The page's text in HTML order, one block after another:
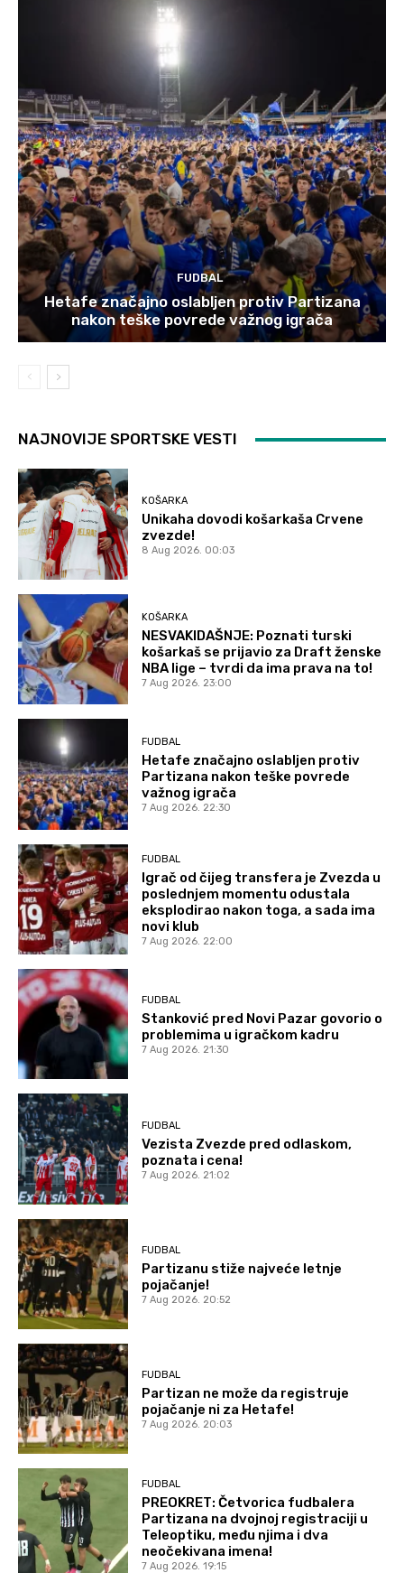
FUDBAL
Hetafe značajno oslabljen protiv Partizana
nakon teške povrede važnog igrača
NAJNOVIJE SPORTSKE VESTI
KOŠARKA
Unikaha dovodi košarkaša Crvene
zvezde!
8 Aug 2026. 00:03
KOŠARKA
NESVAKIDAŠNJE: Poznati turski
košarkaš se prijavio za Draft ženske
NBA lige – tvrdi da ima prava na to!
7 Aug 2026. 23:00
FUDBAL
Hetafe značajno oslabljen protiv
Partizana nakon teške povrede
važnog igrača
7 Aug 2026. 22:30
FUDBAL
Igrač od čijeg transfera je Zvezda u
poslednjem momentu odustala
eksplodirao nakon toga, a sada ima
novi klub
7 Aug 2026. 22:00
FUDBAL
Stanković pred Novi Pazar govorio o
problemima u igračkom kadru
7 Aug 2026. 21:30
FUDBAL
Vezista Zvezde pred odlaskom,
poznata i cena!
7 Aug 2026. 21:02
FUDBAL
Partizanu stiže najveće letnje
pojačanje!
7 Aug 2026. 20:52
FUDBAL
Partizan ne može da registruje
pojačanje ni za Hetafe!
7 Aug 2026. 20:03
FUDBAL
PREOKRET: Četvorica fudbalera
Partizana na dvojnoj registraciji u
Teleoptiku, među njima i dva
neočekivana imena!
7 Aug 2026. 19:15